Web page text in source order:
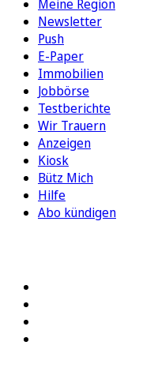
Meine Region
Newsletter
Push
E-Paper
Immobilien
Jobbörse
Testberichte
Wir Trauern
Anzeigen
Kiosk
Bütz Mich
Hilfe
Abo kündigen